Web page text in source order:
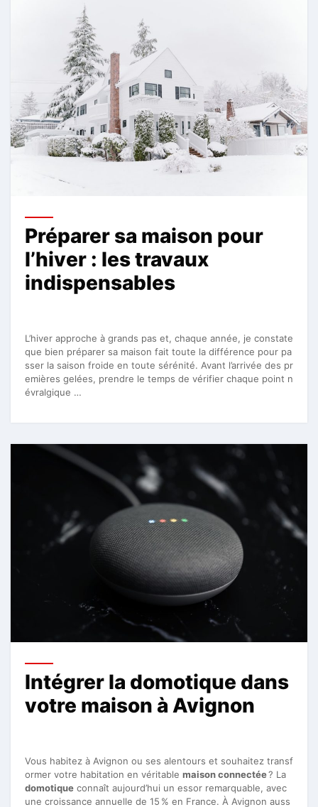
Préparer sa maison pour
l’hiver : les travaux
indispensables
L’hiver approche à grands pas et, chaque année, je constate
que bien préparer sa maison fait toute la différence pour pa
sser la saison froide en toute sérénité. Avant l’arrivée des pr
emières gelées, prendre le temps de vérifier chaque point n
évralgique …
Intégrer la domotique dans
votre maison à Avignon
Vous habitez à Avignon ou ses alentours et souhaitez transf
ormer votre habitation en véritable maison connectée? La
domotique connaît aujourd’hui un essor remarquable, avec
une croissance annuelle de 15 % en France. À Avignon auss